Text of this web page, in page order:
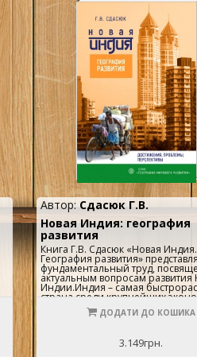
Автор:Сдасюк Г.В.
Новая Индия: география
развития
Книга Г.В. Сдасюк «Новая Индия.
География развития»
фундаментальный труд,
актуальным вопросам развития
Индии.Индия – самая
страна среди крупнейших
мира, активно участвующая в
глобализации. За сравнительно
выдающихся успехов в ходе
ДОДАТИ ДО КОШИКА
3.149грн.